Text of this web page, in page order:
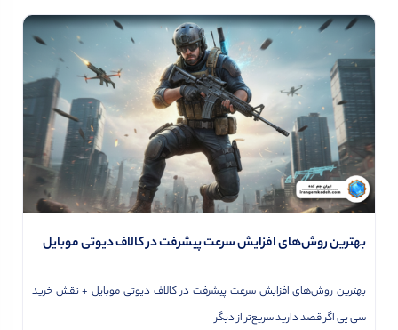
بهترین روش‌های افزایش سرعت پیشرفت در کالاف دیوتی موبایل
بهترین روش‌های افزایش سرعت پیشرفت در کالاف دیوتی موبایل + نقش خرید
سی پی اگر قصد دارید سریع‌تر از دیگر